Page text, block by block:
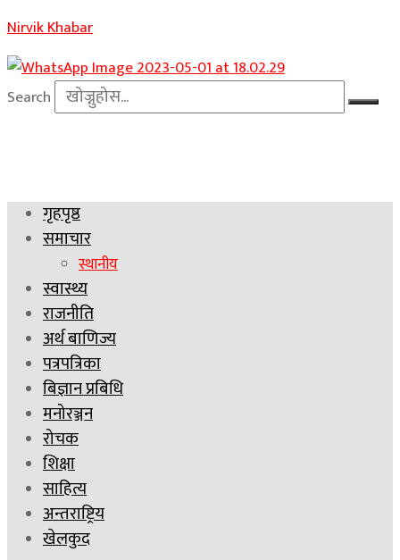
Nirvik Khabar
Search
गृहपृष्ठ
समाचार
स्थानीय
स्वास्थ्य
राजनीति
अर्थ बाणिज्य
पत्रपत्रिका
बिज्ञान प्रबिधि
मनोरञ्जन
रोचक
शिक्षा
साहित्य
अन्तराष्ट्रिय
खेलकुद